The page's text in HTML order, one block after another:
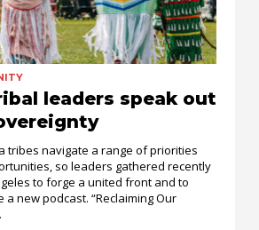
leaders speak out
tribes navigate a range of priorities
so leaders gathered recently
to forge a united front and to
a new podcast. “Reclaiming Our